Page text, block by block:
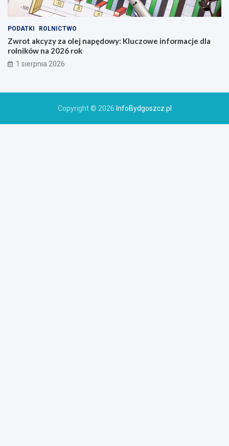
PODATKI ROLNICTWO
Zwrot akcyzy za olej napędowy: Kluczowe informacje dla
rolników na 2026 rok
1 sierpnia 2026
Copyright © 2026 InfoBydgoszcz.pl